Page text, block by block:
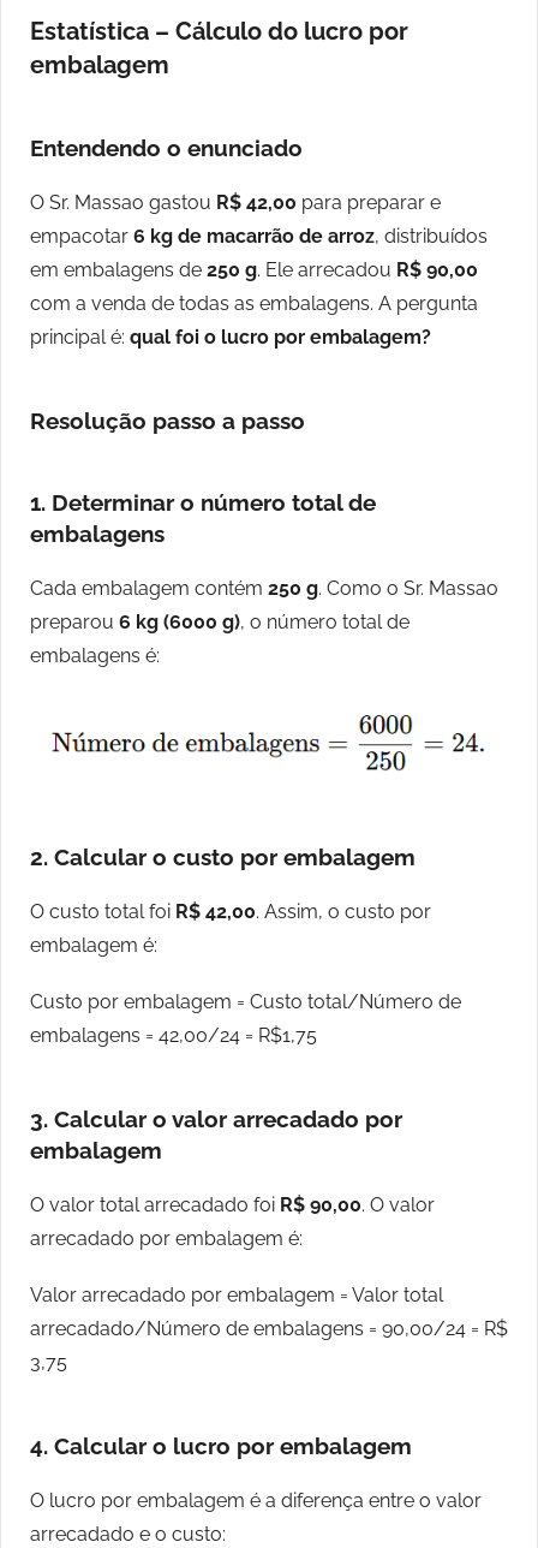
Estatística – Cálculo do lucro por
embalagem
Entendendo o enunciado
O Sr. Massao gastou R$ 42,00 para preparar e
empacotar 6 kg de macarrão de arroz, distribuídos
em embalagens de 250 g. Ele arrecadou R$ 90,00
com a venda de todas as embalagens. A pergunta
principal é: qual foi o lucro por embalagem?
Resolução passo a passo
1. Determinar o número total de
embalagens
Cada embalagem contém 250 g. Como o Sr. Massao
preparou 6 kg (6000 g), o número total de
embalagens é:
2. Calcular o custo por embalagem
O custo total foi R$ 42,00. Assim, o custo por
embalagem é:
Custo por embalagem = Custo total/Número de
embalagens = 42,00/24 = R$1,75
3. Calcular o valor arrecadado por
embalagem
O valor total arrecadado foi R$ 90,00. O valor
arrecadado por embalagem é:
Valor arrecadado por embalagem = Valor total
arrecadado/Número de embalagens = 90,00/24 = R$
3,75
4. Calcular o lucro por embalagem
O lucro por embalagem é a diferença entre o valor
arrecadado e o custo: